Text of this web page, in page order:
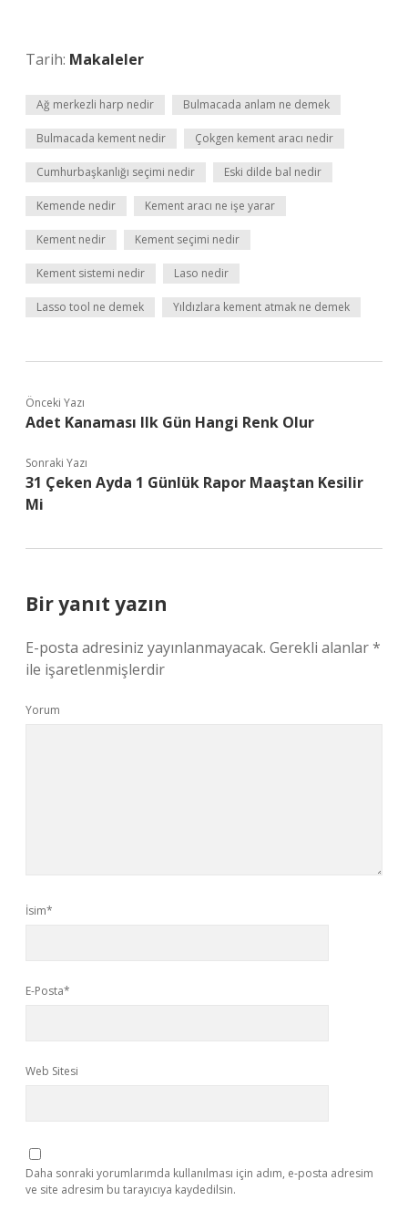
Tarih: Makaleler
Ağ merkezli harp nedir Bulmacada anlam ne demek
Bulmacada kement nedir Çokgen kement aracı nedir
Cumhurbaşkanlığı seçimi nedir Eski dilde bal nedir
Kemende nedir Kement aracı ne işe yarar
Kement nedir Kement seçimi nedir
Kement sistemi nedir Laso nedir
Lasso tool ne demek Yıldızlara kement atmak ne demek
Önceki Yazı
Adet Kanaması Ilk Gün Hangi Renk Olur
Sonraki Yazı
31 Çeken Ayda 1 Günlük Rapor Maaştan Kesilir
Mi
Bir yanıt yazın
E-posta adresiniz yayınlanmayacak. Gerekli alanlar*
ile işaretlenmişlerdir
Yorum
İsim*
E-Posta*
Web Sitesi
Daha sonraki yorumlarımda kullanılması için adım, e-posta adresim
ve site adresim bu tarayıcıya kaydedilsin.